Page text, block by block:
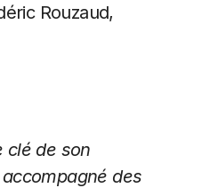
Rouzaud,
clé de son
des